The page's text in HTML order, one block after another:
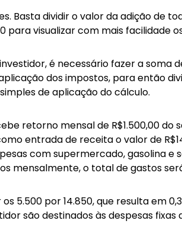
Basta dividir o valor da adição de
visualizar com mais facilidade
é necessário fazer a soma
dos impostos, para então
de aplicação do cálculo.
retorno mensal de R$1.500,00 do
entrada de receita o valor de
com supermercado, gasolina e
mensalmente, o total de gastos
5.500 por 14.850, que resulta em
são destinados às despesas